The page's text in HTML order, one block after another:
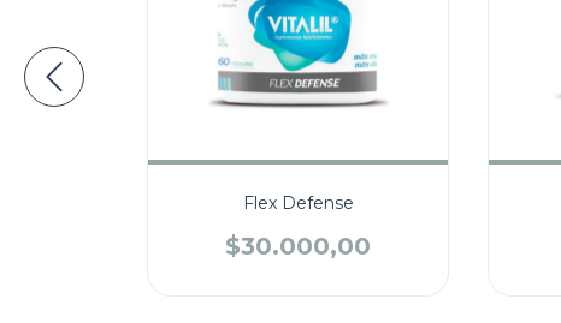
Flex Defense
$30.000,00